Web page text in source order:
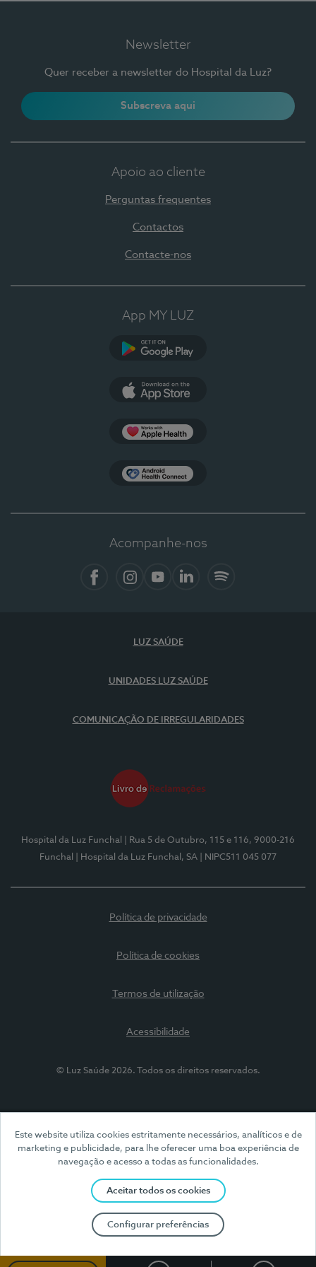
Este website utiliza cookies estritamente necessários, analíticos e de
marketing e publicidade, para lhe oferecer uma boa experiência de
navegação e acesso a todas as funcionalidades.
Aceitar todos os cookies
Configurar preferências
Newsletter
Quer receber a newsletter do Hospital da Luz?
Subscreva aqui
Apoio ao cliente
Perguntas frequentes
Contactos
Contacte-nos
App MY LUZ
Acompanhe-nos
LUZ SAÚDE
UNIDADES LUZ SAÚDE
COMUNICAÇÃO DE IRREGULARIDADES
Hospital da Luz Funchal
| Rua 5 de Outubro, 115 e 116, 9000-216
Funchal
| Hospital da Luz Funchal, SA | NIPC511 045 077
Política de privacidade
Política de cookies
Termos de utilização
Acessibilidade
© Luz Saúde 2026. Todos os direitos reservados.